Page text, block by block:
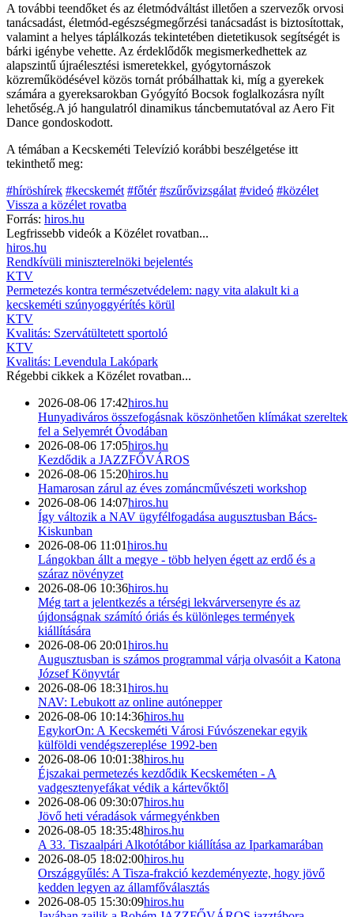
A további teendőket és az életmódváltást illetően a szervezők orvosi
tanácsadást, életmód-egészségmegőrzési tanácsadást is biztosítottak,
valamint a helyes táplálkozás tekintetében dietetikusok segítségét is
bárki igénybe vehette. Az érdeklődők megismerkedhettek az
alapszintű újraélesztési ismeretekkel, gyógytornászok
közreműködésével közös tornát próbálhattak ki, míg a gyerekek
számára a gyereksarokban Gyógyító Bocsok foglalkozásra nyílt
lehetőség.A jó hangulatról dinamikus táncbemutatóval az Aero Fit
Dance gondoskodott.
A témában a Kecskeméti Televízió korábbi beszélgetése itt
tekinthető meg:
#híröshírek #kecskemét #főtér #szűrővizsgálat #videó #közélet
Vissza a közélet rovatba
Forrás: hiros.hu
Legfrissebb videók a Közélet rovatban...
hiros.hu
Rendkívüli miniszterelnöki bejelentés
KTV
Permetezés kontra természetvédelem: nagy vita alakult ki a
kecskeméti szúnyoggyérítés körül
KTV
Kvalitás: Szervátültetett sportoló
KTV
Kvalitás: Levendula Lakópark
Régebbi cikkek a Közélet rovatban...
2026-08-06 17:42hiros.hu
Hunyadiváros összefogásnak köszönhetően klímákat szereltek
fel a Selyemrét Óvodában
2026-08-06 17:05hiros.hu
Kezdődik a JAZZFŐVÁROS
2026-08-06 15:20hiros.hu
Hamarosan zárul az éves zománcművészeti workshop
2026-08-06 14:07hiros.hu
Így változik a NAV ügyfélfogadása augusztusban Bács-
Kiskunban
2026-08-06 11:01hiros.hu
Lángokban állt a megye - több helyen égett az erdő és a
száraz növényzet
2026-08-06 10:36hiros.hu
Még tart a jelentkezés a térségi lekvárversenyre és az
újdonságnak számító óriás és különleges termények
kiállítására
2026-08-06 20:01hiros.hu
Augusztusban is számos programmal várja olvasóit a Katona
József Könyvtár
2026-08-06 18:31hiros.hu
NAV: Lebukott az online autónepper
2026-08-06 10:14:36hiros.hu
EgykorOn: A Kecskeméti Városi Fúvószenekar egyik
külföldi vendégszereplése 1992-ben
2026-08-06 10:01:38hiros.hu
Éjszakai permetezés kezdődik Kecskeméten - A
vadgesztenyefákat védik a kártevőktől
2026-08-06 09:30:07hiros.hu
Jövő heti véradások vármegyénkben
2026-08-05 18:35:48hiros.hu
A 33. Tiszaalpári Alkotótábor kiállítása az Iparkamarában
2026-08-05 18:02:00hiros.hu
Országgyűlés: A Tisza-frakció kezdeményezte, hogy jövő
kedden legyen az államfőválasztás
2026-08-05 15:30:09hiros.hu